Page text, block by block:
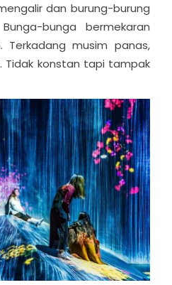
dan burung-burung
bunga bermekaran
Terkadang musim panas,
Tidak konstan tapi tampak